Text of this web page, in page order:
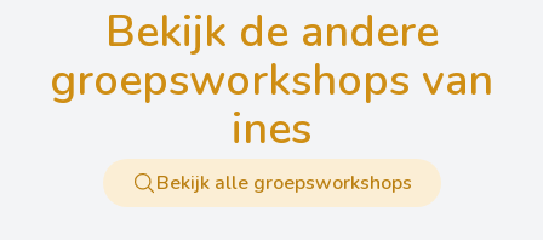
bekijk de andere
groepsworkshops van
ines
Bekijk alle groepsworkshops